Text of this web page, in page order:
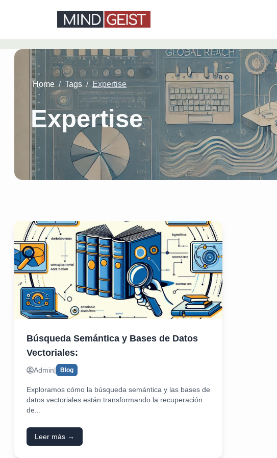
Home / Tags / Expertise
Expertise
Búsqueda Semántica y Bases de Datos
Vectoriales:
Admin| Blog
Exploramos cómo la búsqueda semántica y las bases de
datos vectoriales están transformando la recuperación
de...
Leer más →